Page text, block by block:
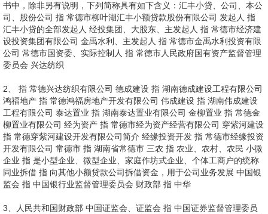
书中，除非另有说明，下列简称具有如下含义：汇丰小贷、公司、本公
司、股份公司 指 常德市柳叶湖汇丰小额贷款股份有限公司 发起人 指
汇丰小贷的全部发起人 经投集团、大股东、主发起人 指 常德市经济建
设投资集团有限公司 金禹水利、主发起人 指 常德市金禹水利投资有限
公司 常德市国资委、实际控制人 指 常德市人民政府国有资产监督管理
委员会 兴达纺织
2、 指 常德兴达纺织有限公司 德成建设 指 湖南德成建设工程有限公司
鸿福地产 指 常德鸿福房地产开发有限公司 伟成建设 指 湖南伟成建设
工程有限公司 泰达置业 指 湖南泰达置业有限公司 金柳置业 指 常德金
柳置业有限公司 经为资产 指 常德市经为资产经营有限公司 穿紫河建设
指 常德穿紫河建设开发有限公司简介 经缘投资开发 指 常德市经缘投资
开发有限公司 常德市 指 湖南省常德市 三农 指 农业、农村、农民 小微
企业 指 是小型企业、微型企业、家庭作坊式企业、个体工商户的统称
同业拆借 指 向其他小额贷款公司拆借资金，用于公司业务发展 中国银
监会 指 中国银行业监督管理委员会 财政部 指 中华
3、人民共和国财政部 中国证监会、证监会 指 中国证券监督管理委员